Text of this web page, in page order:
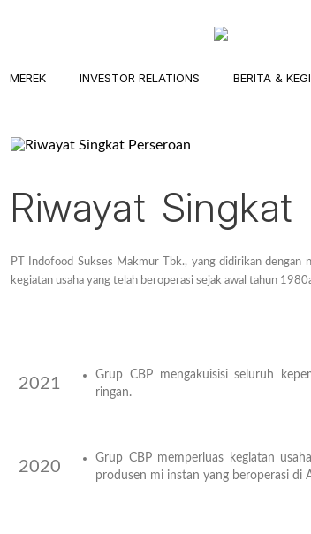
MEREK INVESTOR RELATIONS BERITA &
Riwayat Singkat
PT Indofood Sukses Makmur Tbk., yang didirikan dengan
kegiatan usaha yang telah beroperasi sejak awal tahun
2021
Grup CBP mengakuisisi seluruh
ringan.
2020
Grup CBP memperluas kegiatan
produsen mi instan yang beroperasi di